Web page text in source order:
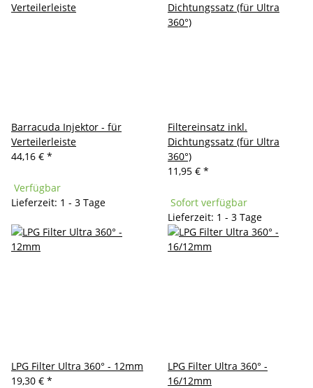
Barracuda Injektor - für
Verteilerleiste
44,16 € *
Verfügbar
Lieferzeit: 1 - 3 Tage
Filtereinsatz inkl.
Dichtungssatz (für Ultra
360°)
11,95 € *
Sofort verfügbar
Lieferzeit: 1 - 3 Tage
LPG Filter Ultra 360° - 12mm
19,30 € *
LPG Filter Ultra 360° -
16/12mm